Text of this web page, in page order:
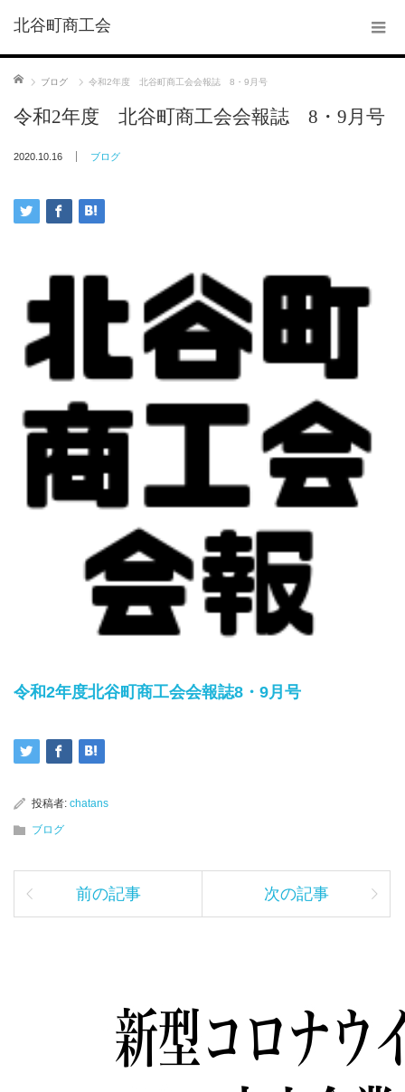
北谷町商工会
ホーム ブログ 令和2年度 北谷町商工会会報誌 8・9月号
令和2年度 北谷町商工会会報誌 8・9月号
2020.10.16 ブログ
令和2年度北谷町商工会会報誌8・9月号
投稿者: chatans
ブログ
前の記事 次の記事